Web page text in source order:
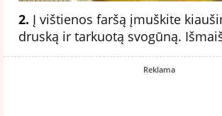
2. Į vištienos faršą įmuškite
druską ir tarkuotą svogūną.
Reklama